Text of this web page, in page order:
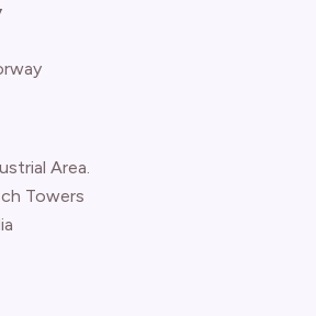
Area.
Towers